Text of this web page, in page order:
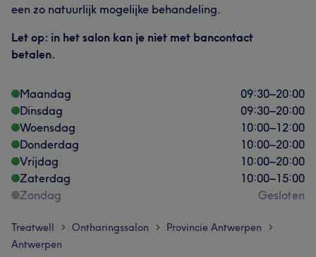
een zo natuurlijk mogelijke behandeling.
Let op: in het salon kan je niet met bancontact
betalen.
Maandag 09:30–20:00
Dinsdag
09:30–20:00
Woensdag
10:00–12:00
Donderdag
10:00–20:00
Vrijdag
10:00–20:00
Zaterdag
10:00–15:00
Zondag
Gesloten
Treatwell > Ontharingssalon > Provincie Antwerpen >
Antwerpen